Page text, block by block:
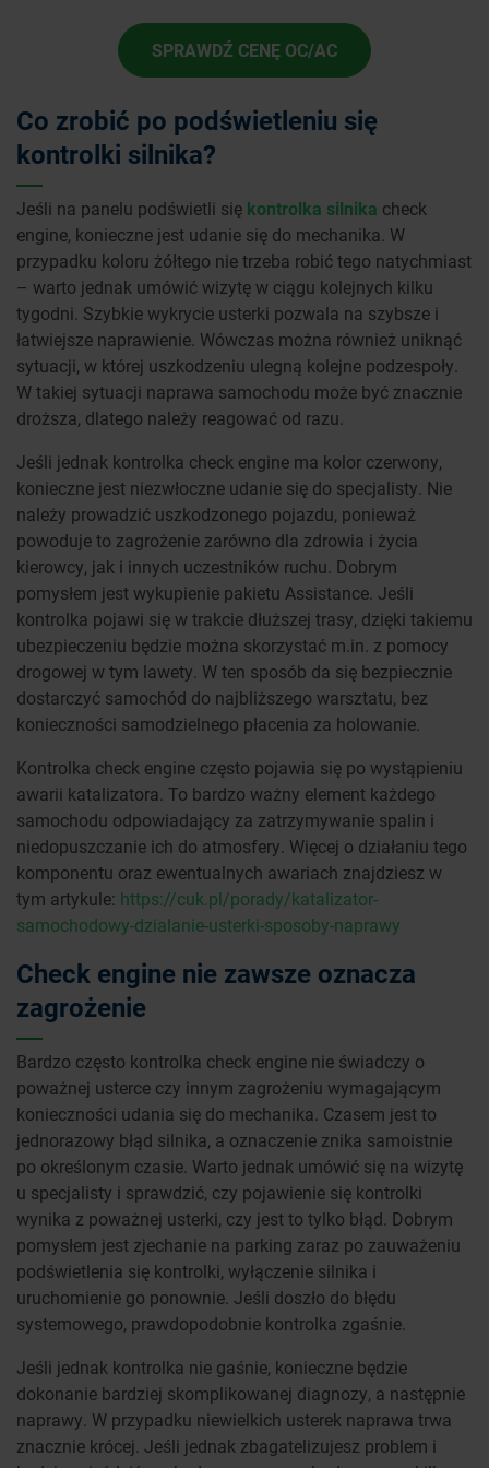
SPRAWDŹ CENĘ OC/AC
Co zrobić po podświetleniu się
kontrolki silnika?
Jeśli na panelu podświetli się kontrolka silnika check
engine, konieczne jest udanie się do mechanika. W
przypadku koloru żółtego nie trzeba robić tego natychmiast
– warto jednak umówić wizytę w ciągu kolejnych kilku
tygodni. Szybkie wykrycie usterki pozwala na szybsze i
łatwiejsze naprawienie. Wówczas można również uniknąć
sytuacji, w której uszkodzeniu ulegną kolejne podzespoły.
W takiej sytuacji naprawa samochodu może być znacznie
droższa, dlatego należy reagować od razu.
Jeśli jednak kontrolka check engine ma kolor czerwony,
konieczne jest niezwłoczne udanie się do specjalisty. Nie
należy prowadzić uszkodzonego pojazdu, ponieważ
powoduje to zagrożenie zarówno dla zdrowia i życia
kierowcy, jak i innych uczestników ruchu. Dobrym
pomysłem jest wykupienie pakietu Assistance. Jeśli
kontrolka pojawi się w trakcie dłuższej trasy, dzięki takiemu
ubezpieczeniu będzie można skorzystać m.in. z pomocy
drogowej w tym lawety. W ten sposób da się bezpiecznie
dostarczyć samochód do najbliższego warsztatu, bez
konieczności samodzielnego płacenia za holowanie.
Kontrolka check engine często pojawia się po wystąpieniu
awarii katalizatora. To bardzo ważny element każdego
samochodu odpowiadający za zatrzymywanie spalin i
niedopuszczanie ich do atmosfery. Więcej o działaniu tego
komponentu oraz ewentualnych awariach znajdziesz w
tym artykule: https://cuk.pl/porady/katalizator-
samochodowy-dzialanie-usterki-sposoby-naprawy
Check engine nie zawsze oznacza
zagrożenie
Bardzo często kontrolka check engine nie świadczy o
poważnej usterce czy innym zagrożeniu wymagającym
konieczności udania się do mechanika. Czasem jest to
jednorazowy błąd silnika, a oznaczenie znika samoistnie
po określonym czasie. Warto jednak umówić się na wizytę
u specjalisty i sprawdzić, czy pojawienie się kontrolki
wynika z poważnej usterki, czy jest to tylko błąd. Dobrym
pomysłem jest zjechanie na parking zaraz po zauważeniu
podświetlenia się kontrolki, wyłączenie silnika i
uruchomienie go ponownie. Jeśli doszło do błędu
systemowego, prawdopodobnie kontrolka zgaśnie.
Jeśli jednak kontrolka nie gaśnie, konieczne będzie
dokonanie bardziej skomplikowanej diagnozy, a następnie
naprawy. W przypadku niewielkich usterek naprawa trwa
znacznie krócej. Jeśli jednak zbagatelizujesz problem i